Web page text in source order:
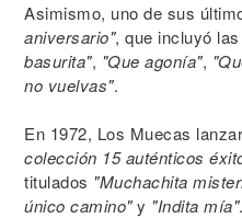
Asimismo, uno de sus
aniversario", que incluyó
basurita", "Que agonía",
no vuelvas".
En 1972, Los Muecas
colección 15 auténticos
titulados "Muchachita
único camino"y "Indita mía".